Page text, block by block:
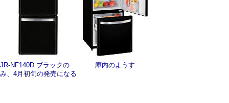
JR-NF140D ブラックの
み、 4月初旬の発売になる
庫内のようす